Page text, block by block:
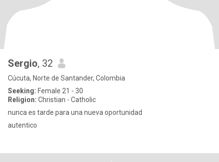
Sergio, 32
Cúcuta, Norte de Santander, Colombia
Seeking: Female 21 - 30
Religion: Christian - Catholic
nunca es tarde para una nueva oportunidad
autentico